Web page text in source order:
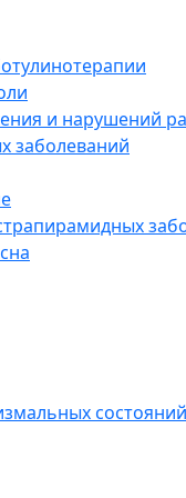
и нарушений
заболеваний
состояний